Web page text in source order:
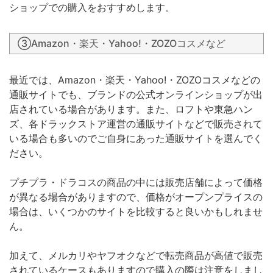
ショップでの購入をおすすめします。
③Amazon・楽天・Yahoo!・ZOZOコスメなど
最近では、Amazon・楽天・Yahoo!・ZOZOコスメなどの
通販サイトでも、ブランドの公式オンラインショップが出
店されている場合があります。また、ロフトや東急ハン
ズ、各ドラックストア運営の通販サイトなどで販売されて
いる場合も多いのでご自身にあった通販サイトを選んでく
ださい。
プチプラ・ドラコスの商品の中には販売店舗によって価格
が異なる場合がありますので、価格がオープンプライスの
場合は、いくつかのサイトを比較すると良いかもしれませ
ん。
加えて、メルカリやヤフオクなどで転売商品が高値で販売
されているケースもありますので購入の際は注意をしまし